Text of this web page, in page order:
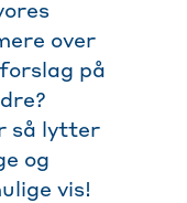
over
på
så lytter
og
vis!